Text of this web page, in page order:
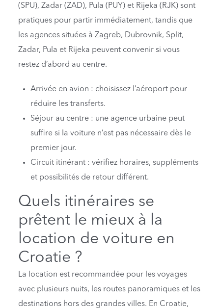
(SPU), Zadar (ZAD), Pula (PUY) et Rijeka (RJK) sont
pratiques pour partir immédiatement, tandis que
les agences situées à Zagreb, Dubrovnik, Split,
Zadar, Pula et Rijeka peuvent convenir si vous
restez d’abord au centre.
Arrivée en avion : choisissez l’aéroport pour
réduire les transferts.
Séjour au centre : une agence urbaine peut
suffire si la voiture n’est pas nécessaire dès le
premier jour.
Circuit itinérant : vérifiez horaires, suppléments
et possibilités de retour différent.
Quels itinéraires se
prêtent le mieux à la
location de voiture en
Croatie ?
La location est recommandée pour les voyages
avec plusieurs nuits, les routes panoramiques et les
destinations hors des grandes villes. En Croatie,